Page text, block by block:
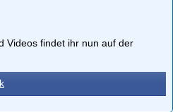
Videos findet ihr nun auf der